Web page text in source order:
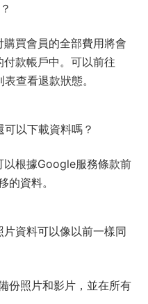
買會員的全部費用將會
款帳戶中。可以前往
查看退款狀態。
以下載資料嗎？
以根據Google服務條款前
的資料。
資料可以像以前一樣同
份照片和影片，並在所有